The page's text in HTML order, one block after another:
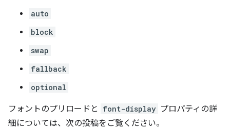
auto
block
swap
fallback
optional
フォントのプリロードと font-display プロパティの詳
細については、次の投稿をご覧ください。